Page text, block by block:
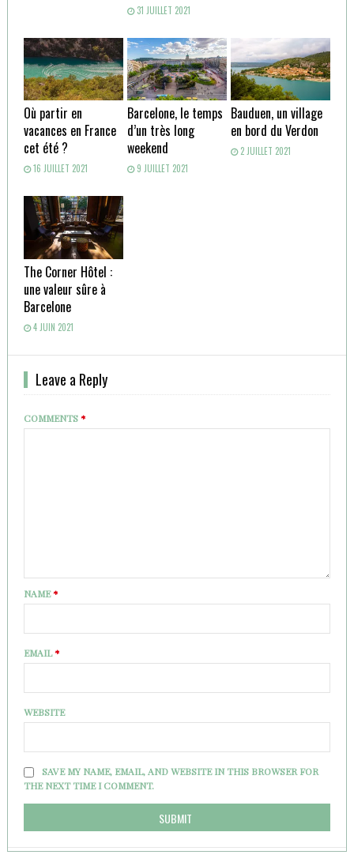
31 JUILLET 2021
Où partir en
vacances en France
cet été ?
16 JUILLET 2021
Barcelone, le temps
d’un très long
weekend
9 JUILLET 2021
Bauduen, un village
en bord du Verdon
2 JUILLET 2021
The Corner Hôtel :
une valeur sûre à
Barcelone
4 JUIN 2021
Leave a Reply
COMMENTS*
NAME*
EMAIL*
WEBSITE
SAVE MY NAME, EMAIL, AND WEBSITE IN THIS BROWSER FOR
THE NEXT TIME I COMMENT.